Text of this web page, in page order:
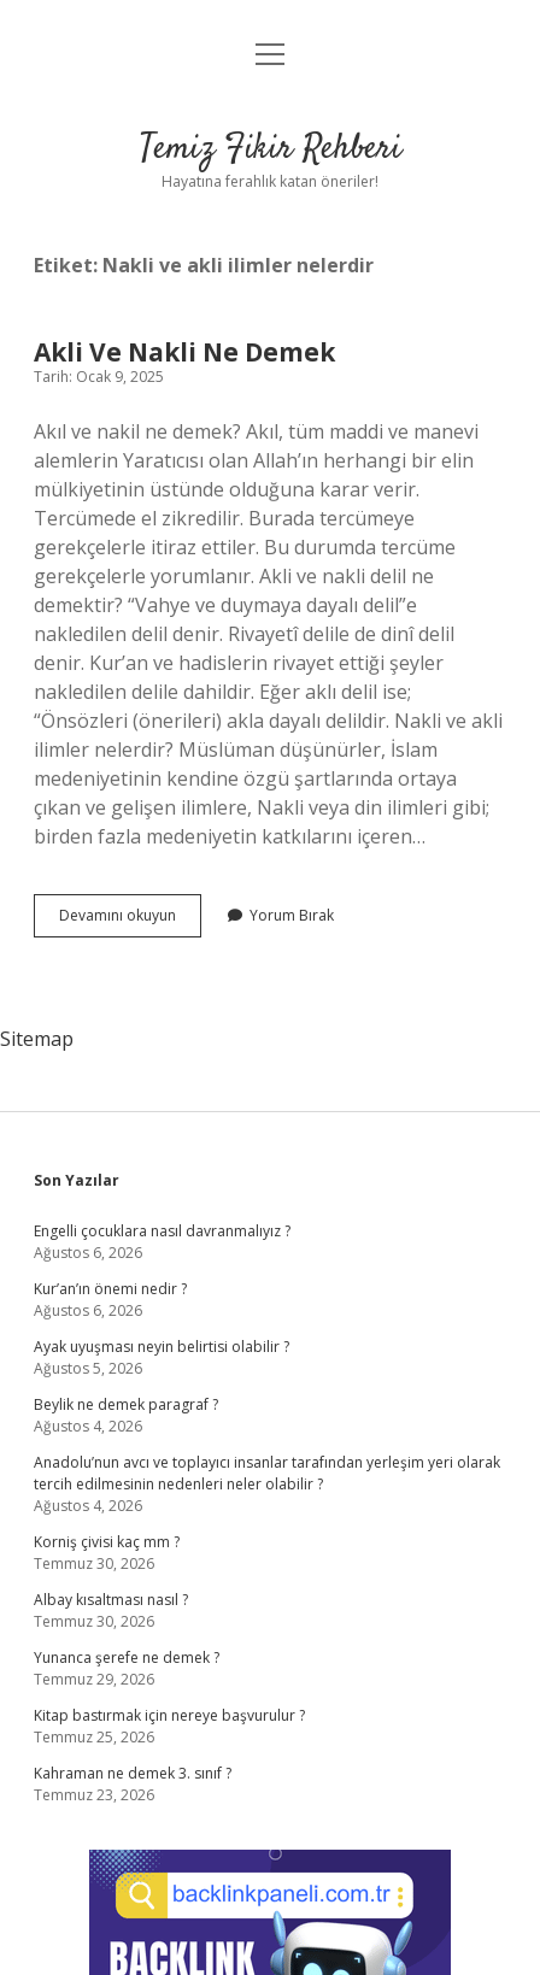
Anasayfa
Yasal Uyarı
menüyü
Temiz Fikir Rehberi
Hayatına ferahlık katan öneriler!
Etiket: Nakli ve akli ilimler nelerdir
Akli Ve Nakli Ne Demek
Tarih: Ocak 9, 2025
Akıl ve nakil ne demek? Akıl, tüm maddi ve manevi
alemlerin Yaratıcısı olan Allah’ın herhangi bir elin
mülkiyetinin üstünde olduğuna karar verir.
Tercümede el zikredilir. Burada tercümeye
gerekçelerle itiraz ettiler. Bu durumda tercüme
gerekçelerle yorumlanır. Akli ve nakli delil ne
demektir? “Vahye ve duymaya dayalı delil”e
nakledilen delil denir. Rivayetî delile de dinî delil
denir. Kur’an ve hadislerin rivayet ettiği şeyler
nakledilen delile dahildir. Eğer aklı delil ise;
“Önsözleri (önerileri) akla dayalı delildir. Nakli ve akli
ilimler nelerdir? Müslüman düşünürler, İslam
medeniyetinin kendine özgü şartlarında ortaya
çıkan ve gelişen ilimlere, Nakli veya din ilimleri gibi;
birden fazla medeniyetin katkılarını içeren…
Devamını okuyun
Ve
Yorum Bırak
Sitemap
Sidebar
Son Yazılar
Engelli çocuklara nasıl davranmalıyız ?
Ağustos 6, 2026
Kur’an’ın önemi nedir ?
Ağustos 6, 2026
Ayak uyuşması neyin belirtisi olabilir ?
Ağustos 5, 2026
Beylik ne demek paragraf ?
Ağustos 4, 2026
Anadolu’nun avcı ve toplayıcı insanlar tarafından yerleşim yeri olarak
tercih edilmesinin nedenleri neler olabilir ?
Ağustos 4, 2026
Korniş çivisi kaç mm ?
Temmuz 30, 2026
Albay kısaltması nasıl ?
Temmuz 30, 2026
Yunanca şerefe ne demek ?
Temmuz 29, 2026
Kitap bastırmak için nereye başvurulur ?
Temmuz 25, 2026
Kahraman ne demek 3. sınıf ?
Temmuz 23, 2026